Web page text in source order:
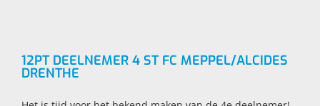
12PT DEELNEMER 4 ST FC MEPPEL/ALCIDES
DRENTHE